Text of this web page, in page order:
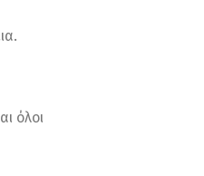
όλοι